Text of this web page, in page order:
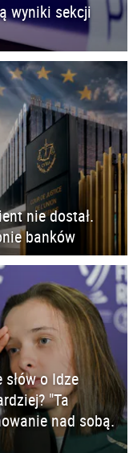
wyniki sekcji
nie dostał.
banków
słów o Idze
"Ta
nad sobą.